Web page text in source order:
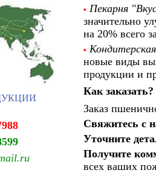
• Пекарня
значительно
на 20% всего
•
новые виды
продукции и
Как заказать?
Заказ
Свяжитесь с
Уточните
Получите
всех ваших